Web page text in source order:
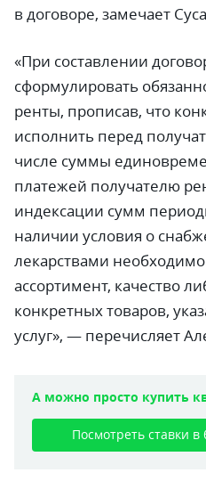
в договоре, замечает
«При составлении
сформулировать
ренты, прописав, что
исполнить перед
числе суммы
платежей получателю
индексации сумм
наличии условия о
лекарствами
ассортимент, качество
конкретных товаров,
услуг», — перечисляет
А можно просто купить
Посмотреть ставки в